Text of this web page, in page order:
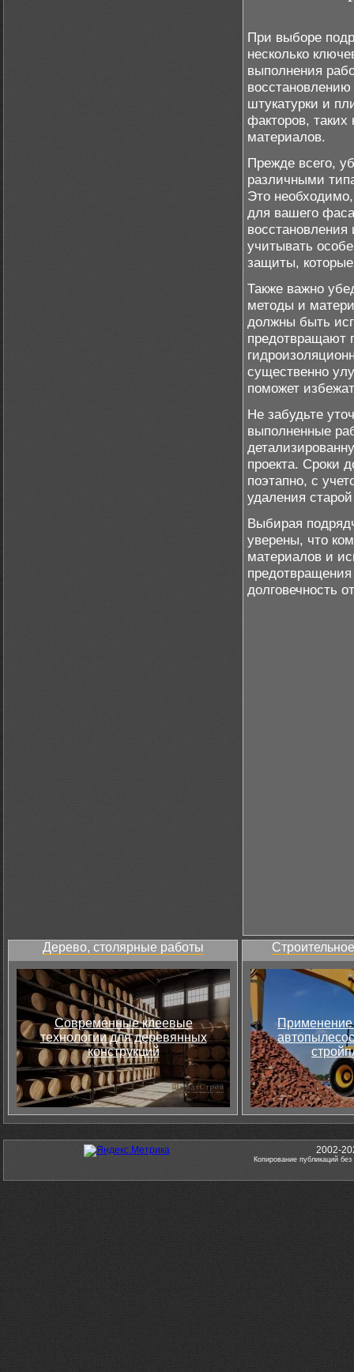
При выборе
несколько
выполнения
штукатурки и
факторов, таких
материалов.
Прежде всего,
различными
Это
для вашего
учитывать
защиты,
Также важно
методы и
должны быть
предотвращают
существенно
поможет
Не забудьте
выполненные
проекта. Сроки
поэтапно, с
удаления
Выбирая
уверены, что
материалов и
долговечность
Дерево, столярные работы
Современные клеевые
технологии для деревянных
конструкций
Применение
2002-
Копирование публикаций